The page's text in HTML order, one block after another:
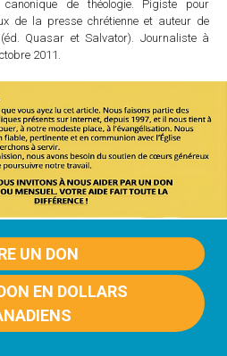
canonique de théologie. Pigiste pour
de la presse chrétienne et auteur de
Quasar et Salvator). Journaliste à
2011.
UN DON
EN DOLLARS